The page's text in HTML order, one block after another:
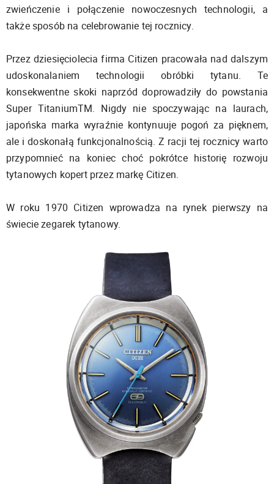
zwieńczenie i połączenie nowoczesnych technologii, a
także sposób na celebrowanie tej rocznicy.
Przez dziesięciolecia firma Citizen pracowała nad dalszym
udoskonalaniem technologii obróbki tytanu. Te
konsekwentne skoki naprzód doprowadziły do powstania
Super TitaniumTM. Nigdy nie spoczywając na laurach,
japońska marka wyraźnie kontynuuje pogoń za pięknem,
ale i doskonałą funkcjonalnością. Z racji tej rocznicy warto
przypomnieć na koniec choć pokrótce historię rozwoju
tytanowych kopert przez markę Citizen.
W roku 1970 Citizen wprowadza na rynek pierwszy na
świecie zegarek tytanowy.